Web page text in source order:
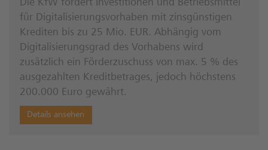
Die KfW fördert Investitionen und Betriebsmittel
für Digitalisierungsvorhaben mit zinsgünstigen
Krediten bis zu 25 Mio. EUR. Abhängig vom
Digitalisierungsgrad des Vorhabens wird
zusätzlich ein Förderzuschuss von max. 5 % des
ausgezahlten Kreditbetrages, jedoch höchstens
200.000 Euro gewährt.
Details ansehen